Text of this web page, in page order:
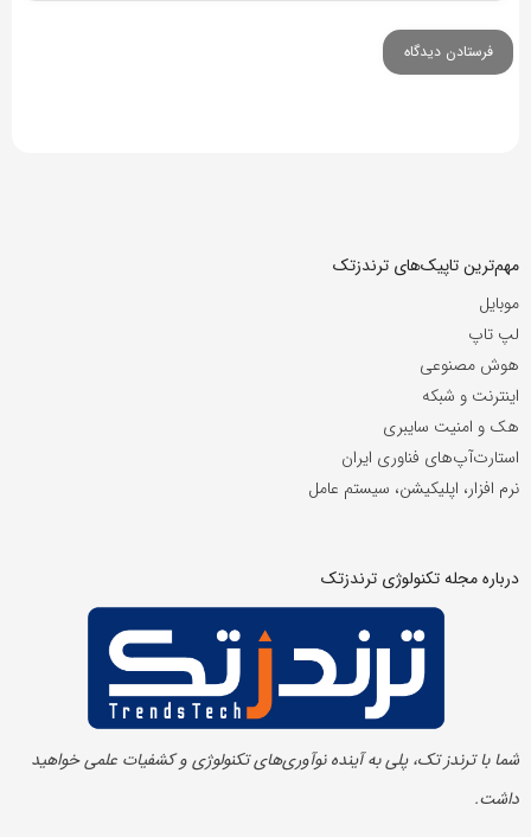
مهم‌ترین تاپیک‌های ترندزتک
موبایل
لپ تاپ
هوش مصنوعی
اینترنت و شبکه
هک و امنیت سایبری
استارت‌آپ‌های فناوری ایران
نرم افزار، اپلیکیشن، سیستم عامل
درباره مجله تکنولوژی ترندزتک
شما با ترندز تک، پلی به آینده‌ نوآوری‌های تکنولوژی و کشفیات علمی خواهید
داشت.